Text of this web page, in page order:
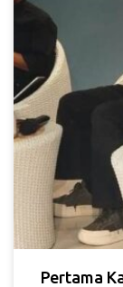
Pertama